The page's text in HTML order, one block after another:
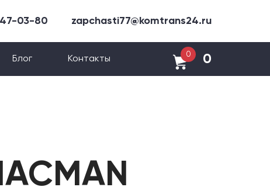
03-80 zapchasti77@komtrans24.ru
Блог Контакты
0 0